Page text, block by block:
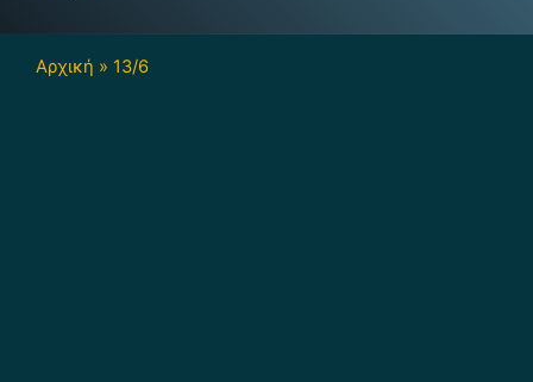
Αρχική » 13/6